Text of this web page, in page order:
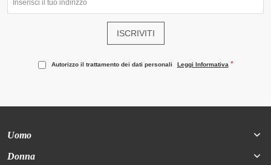
ISCRIVITI
Autorizzo il trattamento dei dati personali Leggi Informativa
Uomo
Donna